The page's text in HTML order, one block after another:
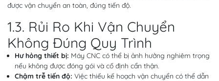
được vận chuyển an toàn, đúng tiến độ.
1.3. Rủi Ro Khi Vận Chuyển
Không Đúng Quy Trình
Hư hỏng thiết bị: Máy CNC có thể bị ảnh hưởng nghiêm trọng
nếu không được đóng gói và cố định cẩn thận.
Chậm trễ tiến độ: Việc thiếu kế hoạch vận chuyển có thể dẫn